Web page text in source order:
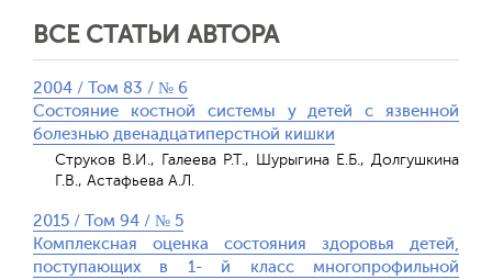
ВСЕ СТАТЬИ АВТОРА
2004 / Том 83 / № 6
Состояние костной системы у детей с язвенной
болезнью двенадцатиперстной кишки
Струков В.И., Галеева Р.Т., Шурыгина Е.Б., Долгушкина
Г.В., Астафьева А.Л.
2015 / Том 94 / № 5
Комплексная оценка состояния здоровья детей,
поступающих в 1- й класс многопрофильной